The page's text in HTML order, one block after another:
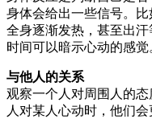
身体会给出一些信号。比
全身逐渐发热，甚至出
时间可以暗示心动的感觉
与他人的关系
观察一个人对周围人的
人对某人心动时，他们